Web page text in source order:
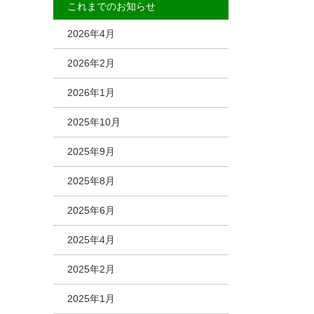
これまでのお知らせ
2026年4月
2026年2月
2026年1月
2025年10月
2025年9月
2025年8月
2025年6月
2025年4月
2025年2月
2025年1月